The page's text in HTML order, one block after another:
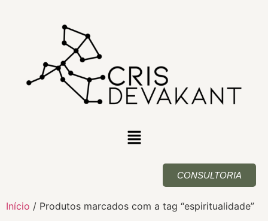
CONSULTORIA
Início / Produtos marcados com a tag “espiritualidade”